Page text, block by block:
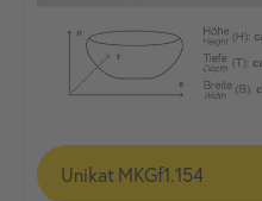
UnikatMKGf1.154